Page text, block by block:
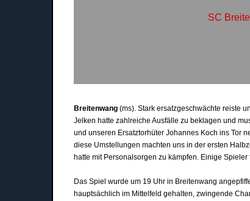
SC
Breitenwang (ms). Stark ersatzgeschwächte reiste
Jelken hatte zahlreiche Ausfälle zu beklagen und
und unseren Ersatztorhüter Johannes Koch ins Tor
diese Umstellungen machten uns in der ersten
hatte mit Personalsorgen zu kämpfen. Einige
Das Spiel wurde um 19 Uhr in Breitenwang
hauptsächlich im Mittelfeld gehalten, zwingende